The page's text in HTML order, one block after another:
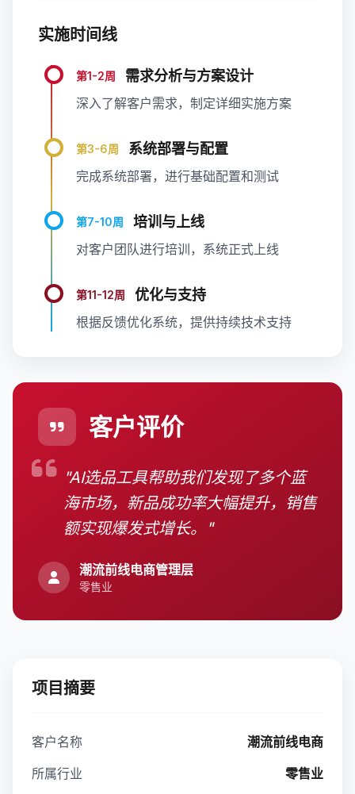
实施时间线
第1-2周 需求分析与方案设计
深入了解客户需求，制定详细实施方案
第3-6周 系统部署与配置
完成系统部署，进行基础配置和测试
第7-10周 培训与上线
对客户团队进行培训，系统正式上线
第11-12周 优化与支持
根据反馈优化系统，提供持续技术支持
客户评价
"AI选品工具帮助我们发现了多个蓝
海市场，新品成功率大幅提升，销售
额实现爆发式增长。"
潮流前线电商管理层
零售业
项目摘要
客户名称
潮流前线电商
所属行业
零售业